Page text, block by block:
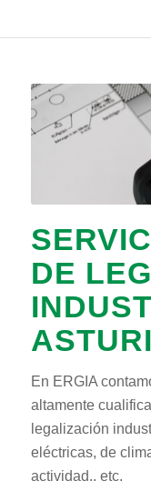
DE
En ERGIA
altamente
legalización
eléctricas, de
actividad.. etc.